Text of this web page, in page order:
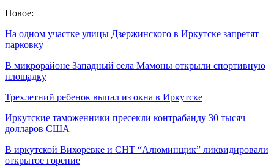
Новое:
На одном участке улицы Дзержинского в Иркутске запретят
парковку
В микрорайоне Западный села Мамоны открыли спортивную
площадку
Трехлетний ребенок выпал из окна в Иркутске
Иркутские таможенники пресекли контрабанду 30 тысяч
долларов США
В иркутской Вихоревке и СНТ “Алюминщик” ликвидировали
открытое горение